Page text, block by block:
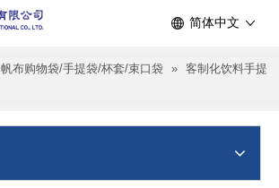
简体中文
帆布购物袋/手提袋/杯套/束口袋 » 客制化饮料手提